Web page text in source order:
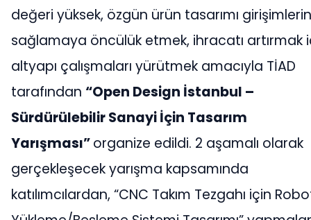
değeri yüksek, özgün ürün tasarımı
sağlamaya öncülük etmek, ihracatı artırmak
altyapı çalışmaları yürütmek amacıyla TİAD
tarafından “Open Design İstanbul –
Sürdürülebilir Sanayi İçin Tasarım
Yarışması”organize edildi. 2 aşamalı olarak
gerçekleşecek yarışma kapsamında
katılımcılardan, “CNC Takım Tezgahı için